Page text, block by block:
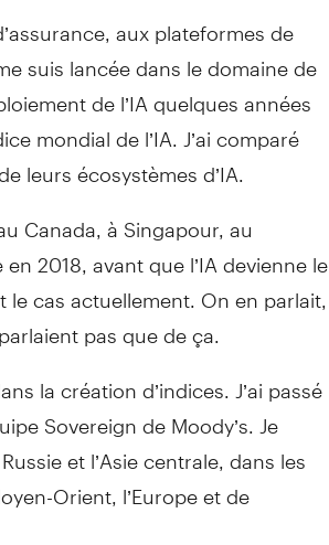
aux plateformes de
suis lancée dans le domaine de
de l’IA quelques années
mondial de l’IA. J’ai comparé
leurs écosystèmes d’IA.
Canada, à Singapour, au
2018, avant que l’IA devienne le
cas actuellement. On en parlait,
pas que de ça.
la création d’indices. J’ai passé
Sovereign de Moody’s. Je
et l’Asie centrale, dans les
Orient, l’Europe et de